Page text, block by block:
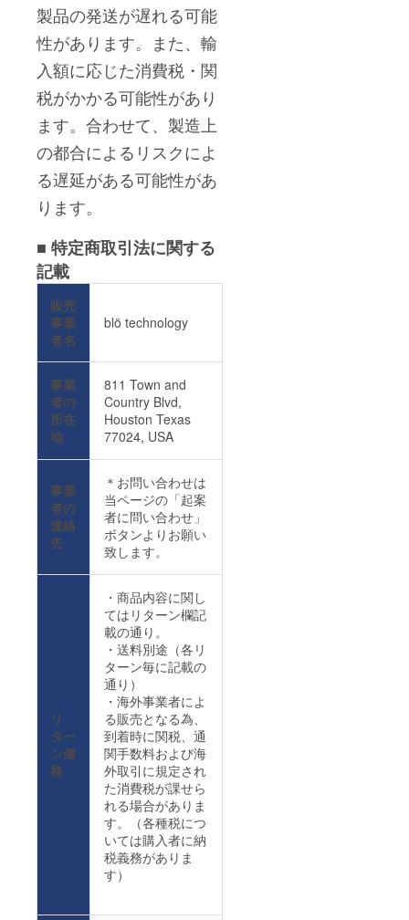
製品の発送が遅れる可能
性があります。また、 輸
入額に応じた消費税・関
税がかかる可能性があり
ます。合わせて、製造上
の都合によるリスクによ
る遅延がある可能性があ
ります。
■ 特定商取引法に関する
記載
販売
事業
者名
blö technology
事業
者の
所在
地
811 Town and
Country Blvd,
Houston Texas
77024, USA
事業
者の
連絡
先
＊お問い合わせは
当ページの「起案
者に問い合わせ」
ボタンよりお願い
致します。
リ
ター
ン価
格
・商品内容に関し
てはリターン欄記
載の通り。
・送料別途（各リ
ターン毎に記載の
通り）
・海外事業者によ
る販売となる為、
到着時に関税、通
関手数料および海
外取引に規定され
た消費税が課せら
れる場合がありま
す。（各種税につ
いては購入者に納
税義務がありま
す）